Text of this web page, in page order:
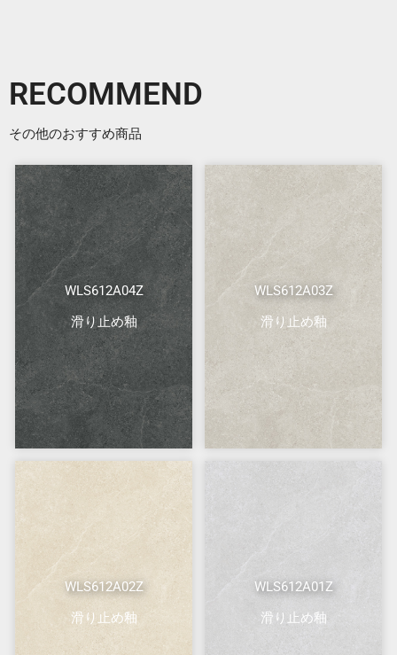
RECOMMEND
その他のおすすめ商品
WLS612A04Z
滑り止め釉
WLS612A03Z
滑り止め釉
WLS612A02Z
滑り止め釉
WLS612A01Z
滑り止め釉